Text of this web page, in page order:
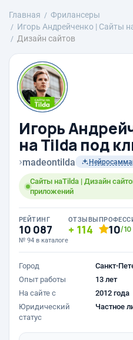
Главная
Фрилансеры
Игорь Андрейченко | Сайты
Дизайн сайтов
Игорь
на Tilda под
›madeontilda
Сайты наTilda | Дизайн
приложений
РЕЙТИНГ
10 087
№ 94 в каталоге
ОТЗЫВЫ
114 10/10
Город
Санкт-
Опыт работы
13 лет
На сайте с
2012 года
Юридический
статус
Частное